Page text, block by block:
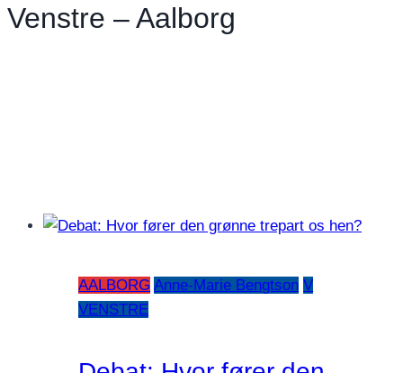
Venstre – Aalborg
AALBORG Anne-Marie Bengtson V
VENSTRE